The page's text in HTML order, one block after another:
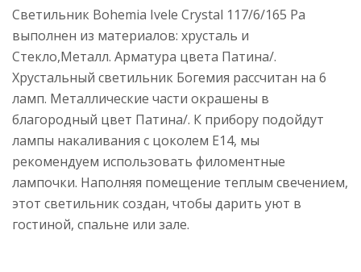
Светильник Bohemia Ivele Crystal 117/6/165 Pa
выполнен из материалов: хрусталь и
Стекло,Металл. Арматура цвета Патина/.
Хрустальный светильник Богемия рассчитан на 6
ламп. Металлические части окрашены в
благородный цвет Патина/. К прибору подойдут
лампы накаливания с цоколем E14, мы
рекомендуем использовать филоментные
лампочки. Наполняя помещение теплым свечением,
этот светильник создан, чтобы дарить уют в
гостиной, спальне или зале.